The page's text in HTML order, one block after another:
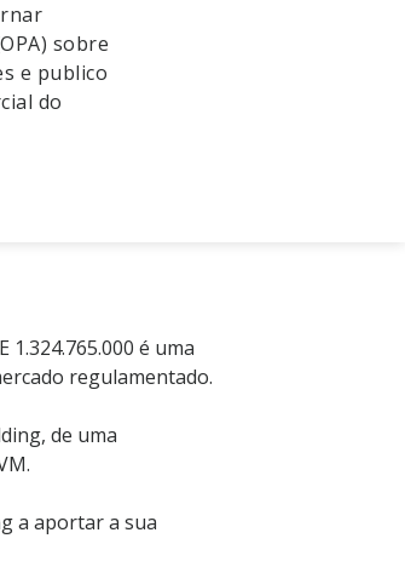
sobre
e publico
do
1.324.765.000 é uma
regulamentado.
de uma
a aportar a sua